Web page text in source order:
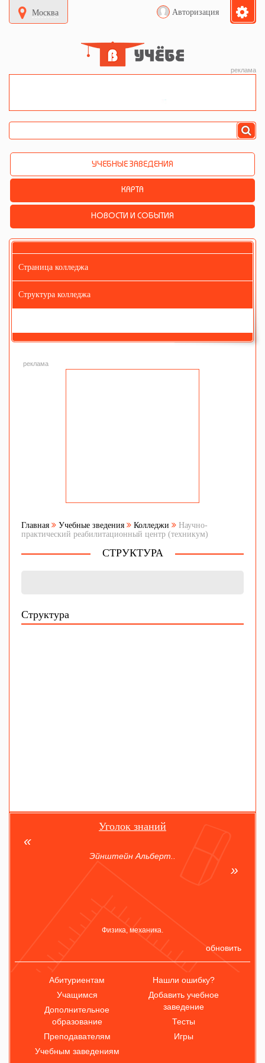
Москва Авторизация
реклама
УЧЕБНЫЕ ЗАВЕДЕНИЯ
КАРТА
НОВОСТИ И СОБЫТИЯ
Страница колледжа
Структура колледжа
реклама
Главная Учебные зведения Колледжи
Научно-
практический реабилитационный центр (техникум)
СТРУКТУРА
Структура
Уголок знаний
Эйнштейн Альберт..
Физика, механика.
обновить
Абитуриентам
Учащимся
Дополнительное
образование
Преподавателям
Учебным заведениям
Нашли ошибку?
Добавить учебное
заведение
Тесты
Игры